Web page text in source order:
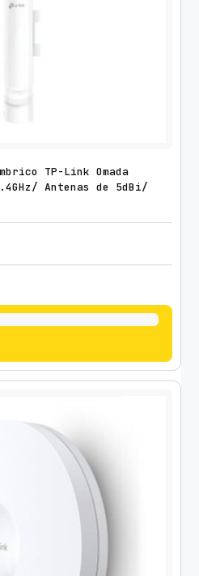
TP-Link Omada
Antenas de 5dBi/